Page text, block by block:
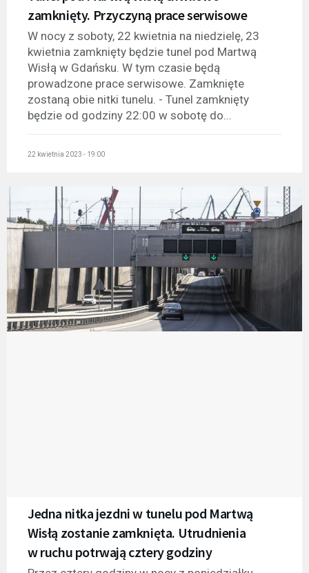
zamknięty. Przyczyną prace serwisowe
W nocy z soboty, 22 kwietnia na niedzielę, 23
kwietnia zamknięty będzie tunel pod Martwą
Wisłą w Gdańsku. W tym czasie będą
prowadzone prace serwisowe. Zamknięte
zostaną obie nitki tunelu. - Tunel zamknięty
będzie od godziny 22:00 w sobotę do...
22 kwietnia 2023 - 19:00
Jedna nitka jezdni w tunelu pod Martwą
Wisłą zostanie zamknięta. Utrudnienia
w ruchu potrwają cztery godziny